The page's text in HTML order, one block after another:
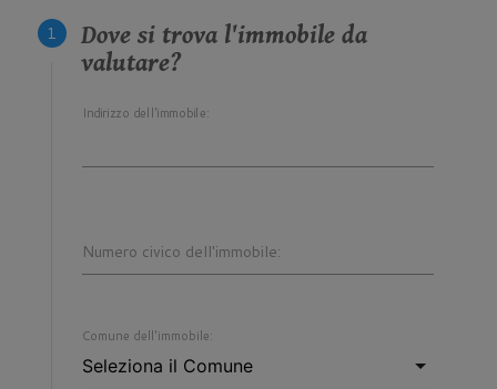
Dove si trova l'immobile da
valutare?
Indirizzo dell'immobile:
Numero civico dell'immobile:
Comune dell'immobile: